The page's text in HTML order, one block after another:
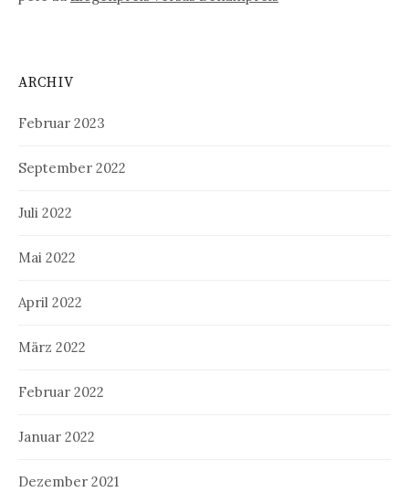
ARCHIV
Februar 2023
September 2022
Juli 2022
Mai 2022
April 2022
März 2022
Februar 2022
Januar 2022
Dezember 2021